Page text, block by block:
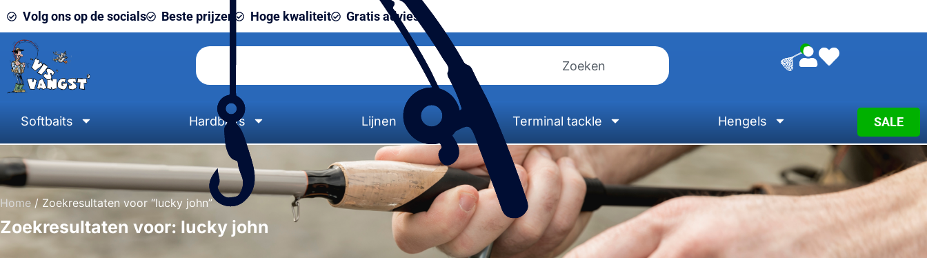
Volg ons op de socials Beste prijzen Hoge kwaliteit Gratis advies
0
Softbaits Hardbaits Lijnen Terminal tackle Hengels SALE
Home / Zoekresultaten voor “lucky john”
Zoekresultaten voor: lucky john